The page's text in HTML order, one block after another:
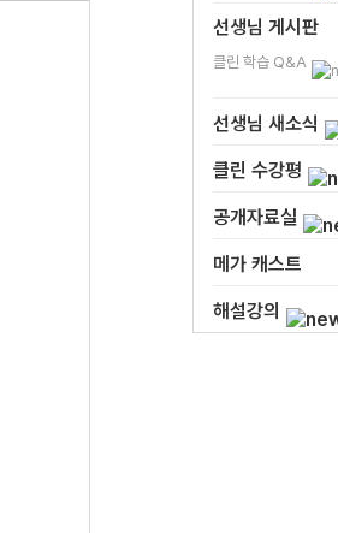
선생님 게시판
클린 학습 Q&A
선생님 새소식
클린 수강평
공개자료실
메가 캐스트
해설강의